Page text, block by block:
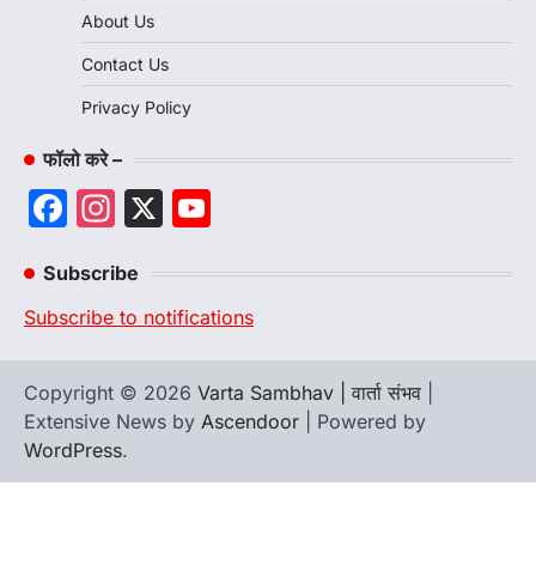
About Us
Contact Us
Privacy Policy
फॉलो करे –
Facebook
Instagram
X
Subscribe
Subscribe to notifications
Copyright © 2026 Varta Sambhav | वार्ता संभव
Extensive News by Ascendoor | Powered by
WordPress.